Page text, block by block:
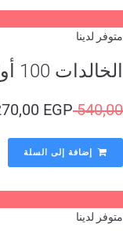
لدينا
100 أولاهن السيدة مريم
270,00EGP
إضافة إلى السلة
لدينا